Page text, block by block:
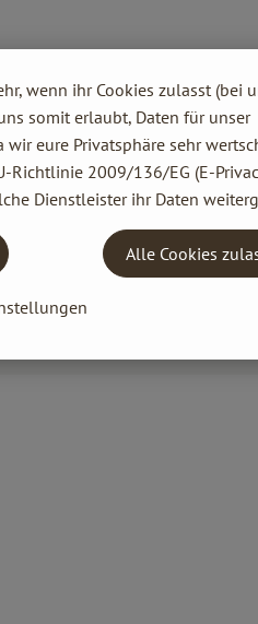
wenn ihr Cookies zulasst (bei
somit erlaubt, Daten für unser
wir eure Privatsphäre sehr
Richtlinie 2009/136/EG (E-
Dienstleister ihr Daten
Alle Cookies